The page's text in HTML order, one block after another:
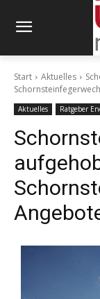
Start Aktuelles
Aktuelles Ratgeber